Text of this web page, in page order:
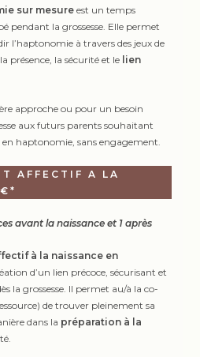
sur mesure est un temps
pendant la grossesse. Elle permet
l’haptonomie à travers des jeux de
présence, la sécurité et le lien
approche ou pour un besoin
aux futurs parents souhaitant
haptonomie, sans engagement.
AFFECTIF A LA
avant la naissance et 1 après
à la naissance en
d’un lien précoce, sécurisant et
la grossesse. Il permet au/à la co-
de trouver pleinement sa
dans la préparation à la